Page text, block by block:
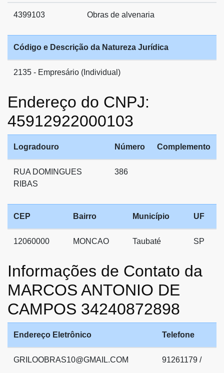
4399103 Obras de alvenaria
Código e Descrição da Natureza Jurídica
2135 - Empresário (Individual)
Endereço do CNPJ:
45912922000103
Logradouro Número Complemento
RUA DOMINGUES
RIBAS
386
CEP Bairro Município UF
12060000 MONCAO Taubaté SP
Informações de Contato da
MARCOS ANTONIO DE
CAMPOS 34240872898
Endereço Eletrônico Telefone
GRILOOBRAS10@GMAIL.COM 91261179 /